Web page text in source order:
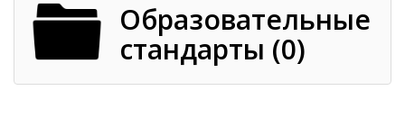
Образовательные
стандарты (0)